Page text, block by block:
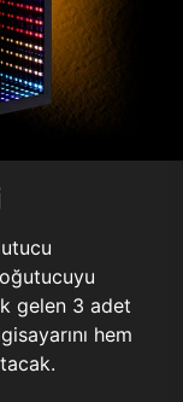
gelen 3 adet
hem